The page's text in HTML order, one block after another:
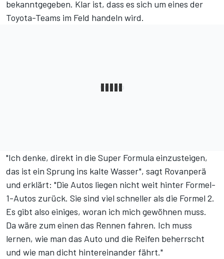
bekanntgegeben. Klar ist, dass es sich um eines der
Toyota-Teams im Feld handeln wird.
"Ich denke, direkt in die Super Formula einzusteigen,
das ist ein Sprung ins kalte Wasser", sagt Rovanperä
und erklärt: "Die Autos liegen nicht weit hinter Formel-
1-Autos zurück. Sie sind viel schneller als die Formel 2.
Es gibt also einiges, woran ich mich gewöhnen muss.
Da wäre zum einen das Rennen fahren. Ich muss
lernen, wie man das Auto und die Reifen beherrscht
und wie man dicht hintereinander fährt."